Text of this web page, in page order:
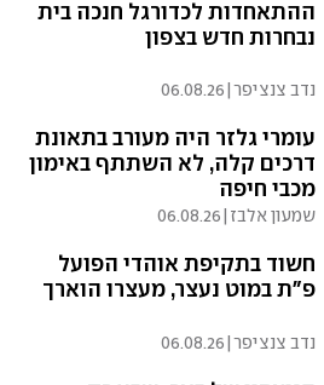
ההתאחדות לכדורגל חנכה בית
נבחרות חדש בצפון
נדב צנציפר|
06.08.26
עומרי גלזר היה מעורב בתאונת
דרכים קלה, לא השתתף באימון
מכבי חיפה
שמעון אלבז 06.08.26
חשוד בתקיפת אוהדי הפועל
פ"ת במוט נעצר, מעצרו הוארך
נדב צנציפר|
06.08.26